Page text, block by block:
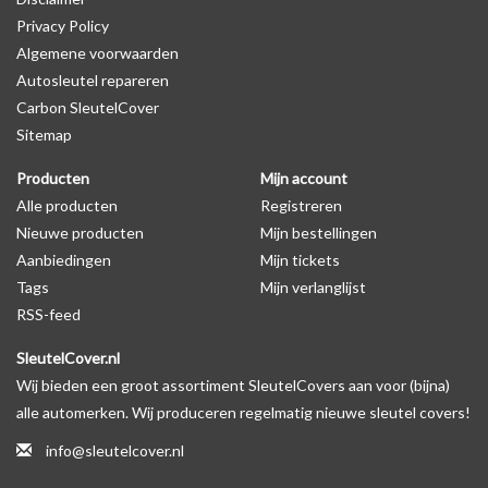
Levering
Voor 16:00 besteld = Dezelfde dag verzonden
Verzending naar België: 1/3 werkdagen
Merk: SleutelCover
Geschikt voor: Kia
Gewicht: 20g
Materiaal: Siliconen
Geschikt voor o.a. de volgende modellen:
* Afhankelijk van het bouwjaar
* Controleer
altijd alsnog eerst uw model sleutel met het
Privacy Policy
Algemene voorwaarden
Autosleutel repareren
Carbon SleutelCover
Sitemap
Producten
Alle producten
Nieuwe producten
Aanbiedingen
Tags
RSS-feed
Mijn account
Registreren
Mijn bestellingen
Mijn tickets
Mijn verlanglijst
SleutelCover.nl
Wij bieden een groot assortiment SleutelCovers aan voor (bijna)
alle automerken. Wij produceren regelmatig nieuwe sleutel covers!
info@sleutelcover.nl